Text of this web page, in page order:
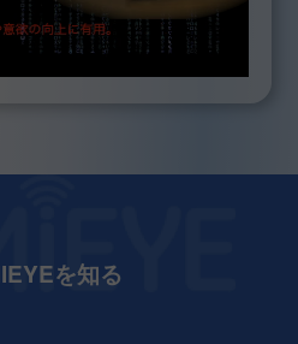
を知る